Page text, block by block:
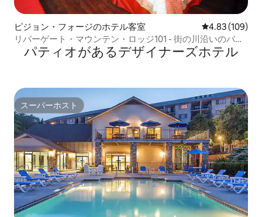
ピジョン・フォージのホテル客室 レビュー109
4.83 (109)
リバーゲート・マウンテン・ロッジ101 - 街の川沿いのバル
コニー
パティオがあるデ⁠ザ⁠イ⁠ナ⁠ー⁠ズホ⁠テ⁠ル
スーパーホスト
スーパーホスト